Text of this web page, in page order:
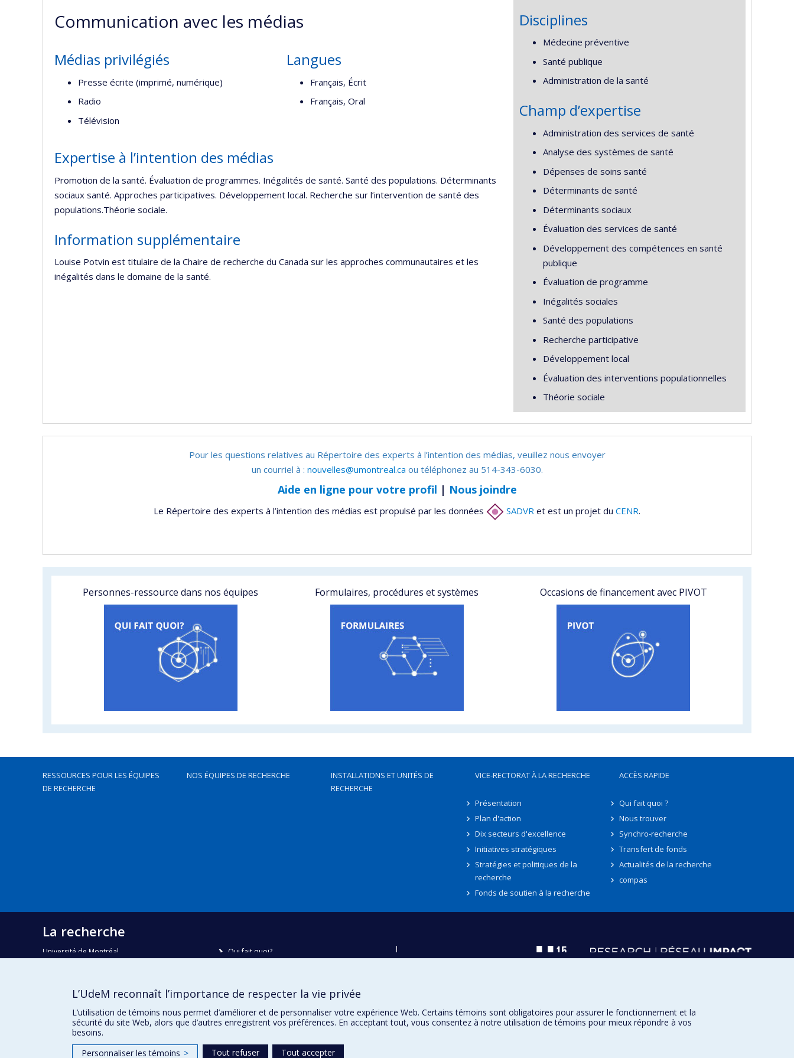
Communication avec les médias
Médias privilégiés
Presse écrite (imprimé, numérique)
Radio
Télévision
Langues
Français, Écrit
Français, Oral
Expertise à l’intention des médias
Promotion de la santé. Évaluation de programmes. Inégalités de santé. Santé des populations. Déterminants
sociaux santé. Approches participatives. Développement local. Recherche sur l’intervention de santé des
populations.Théorie sociale.
Information supplémentaire
Louise Potvin est titulaire de la Chaire de recherche du Canada sur les approches communautaires et les
inégalités dans le domaine de la santé.
Disciplines
Médecine préventive
Santé publique
Administration de la santé
Champ d’expertise
Administration des services de santé
Analyse des systèmes de santé
Dépenses de soins santé
Déterminants de santé
Déterminants sociaux
Évaluation des services de santé
Développement des compétences en santé
publique
Évaluation de programme
Inégalités sociales
Santé des populations
Recherche participative
Développement local
Évaluation des interventions populationnelles
Théorie sociale
Pour les questions relatives au Répertoire des experts à l’intention des médias, veuillez nous envoyer
un courriel à : nouvelles@umontreal.ca ou téléphonez au 514-343-6030.
Aide en ligne pour votre profil | Nous joindre
Le Répertoire des experts à l’intention des médias est propulsé par les données SADVR et est un projet du CENR.
Personnes-ressource dans nos équipes Formulaires, procédures et systèmes Occasions de financement avec PIVOT
RESSOURCES POUR LES ÉQUIPES
DE RECHERCHE
NOS ÉQUIPES DE RECHERCHE
INSTALLATIONS ET UNITÉS DE
RECHERCHE
VICE-RECTORAT À LA RECHERCHE
Présentation
Plan d'action
Dix secteurs d'excellence
Initiatives stratégiques
Stratégies et politiques de la
recherche
Fonds de soutien à la recherche
ACCÈS RAPIDE
Qui fait quoi ?
Nous trouver
Synchro-recherche
Transfert de fonds
Actualités de la recherche
compas
La recherche
Université de Montréal
Courriel:recherche@umontreal.ca
Qui fait quoi?
Plan du site
Accessibilité
L’UdeM reconnaît l’importance de respecter la vie privée
L’utilisation de témoins nous permet d’améliorer et de personnaliser votre expérience Web. Certains témoins sont obligatoires pour assurer le fonctionnement et la
sécurité du site Web, alors que d’autres enregistrent vos préférences. En acceptant tout, vous consentez à notre utilisation de témoins pour mieux répondre à vos
besoins.
Personnaliser les témoins > Tout refuser Tout accepter